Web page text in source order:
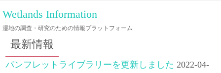
ン
テ
ツ
Wetlands Information
湿地の調査・研究のための情報プラットフォーム
最新情報
パンフレットライブラリーを更新しました 2022-04-